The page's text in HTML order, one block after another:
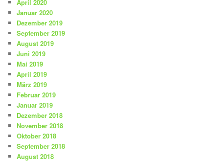
April 2020
Januar 2020
Dezember 2019
September 2019
August 2019
Juni 2019
Mai 2019
April 2019
März 2019
Februar 2019
Januar 2019
Dezember 2018
November 2018
Oktober 2018
September 2018
August 2018